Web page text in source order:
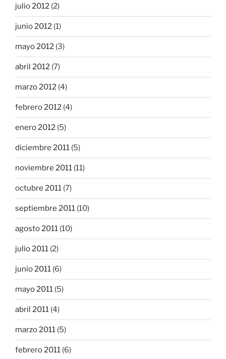
julio 2012 (2)
junio 2012 (1)
mayo 2012 (3)
abril 2012 (7)
marzo 2012 (4)
febrero 2012 (4)
enero 2012 (5)
diciembre 2011 (5)
noviembre 2011 (11)
octubre 2011 (7)
septiembre 2011 (10)
agosto 2011 (10)
julio 2011 (2)
junio 2011 (6)
mayo 2011 (5)
abril 2011 (4)
marzo 2011 (5)
febrero 2011 (6)